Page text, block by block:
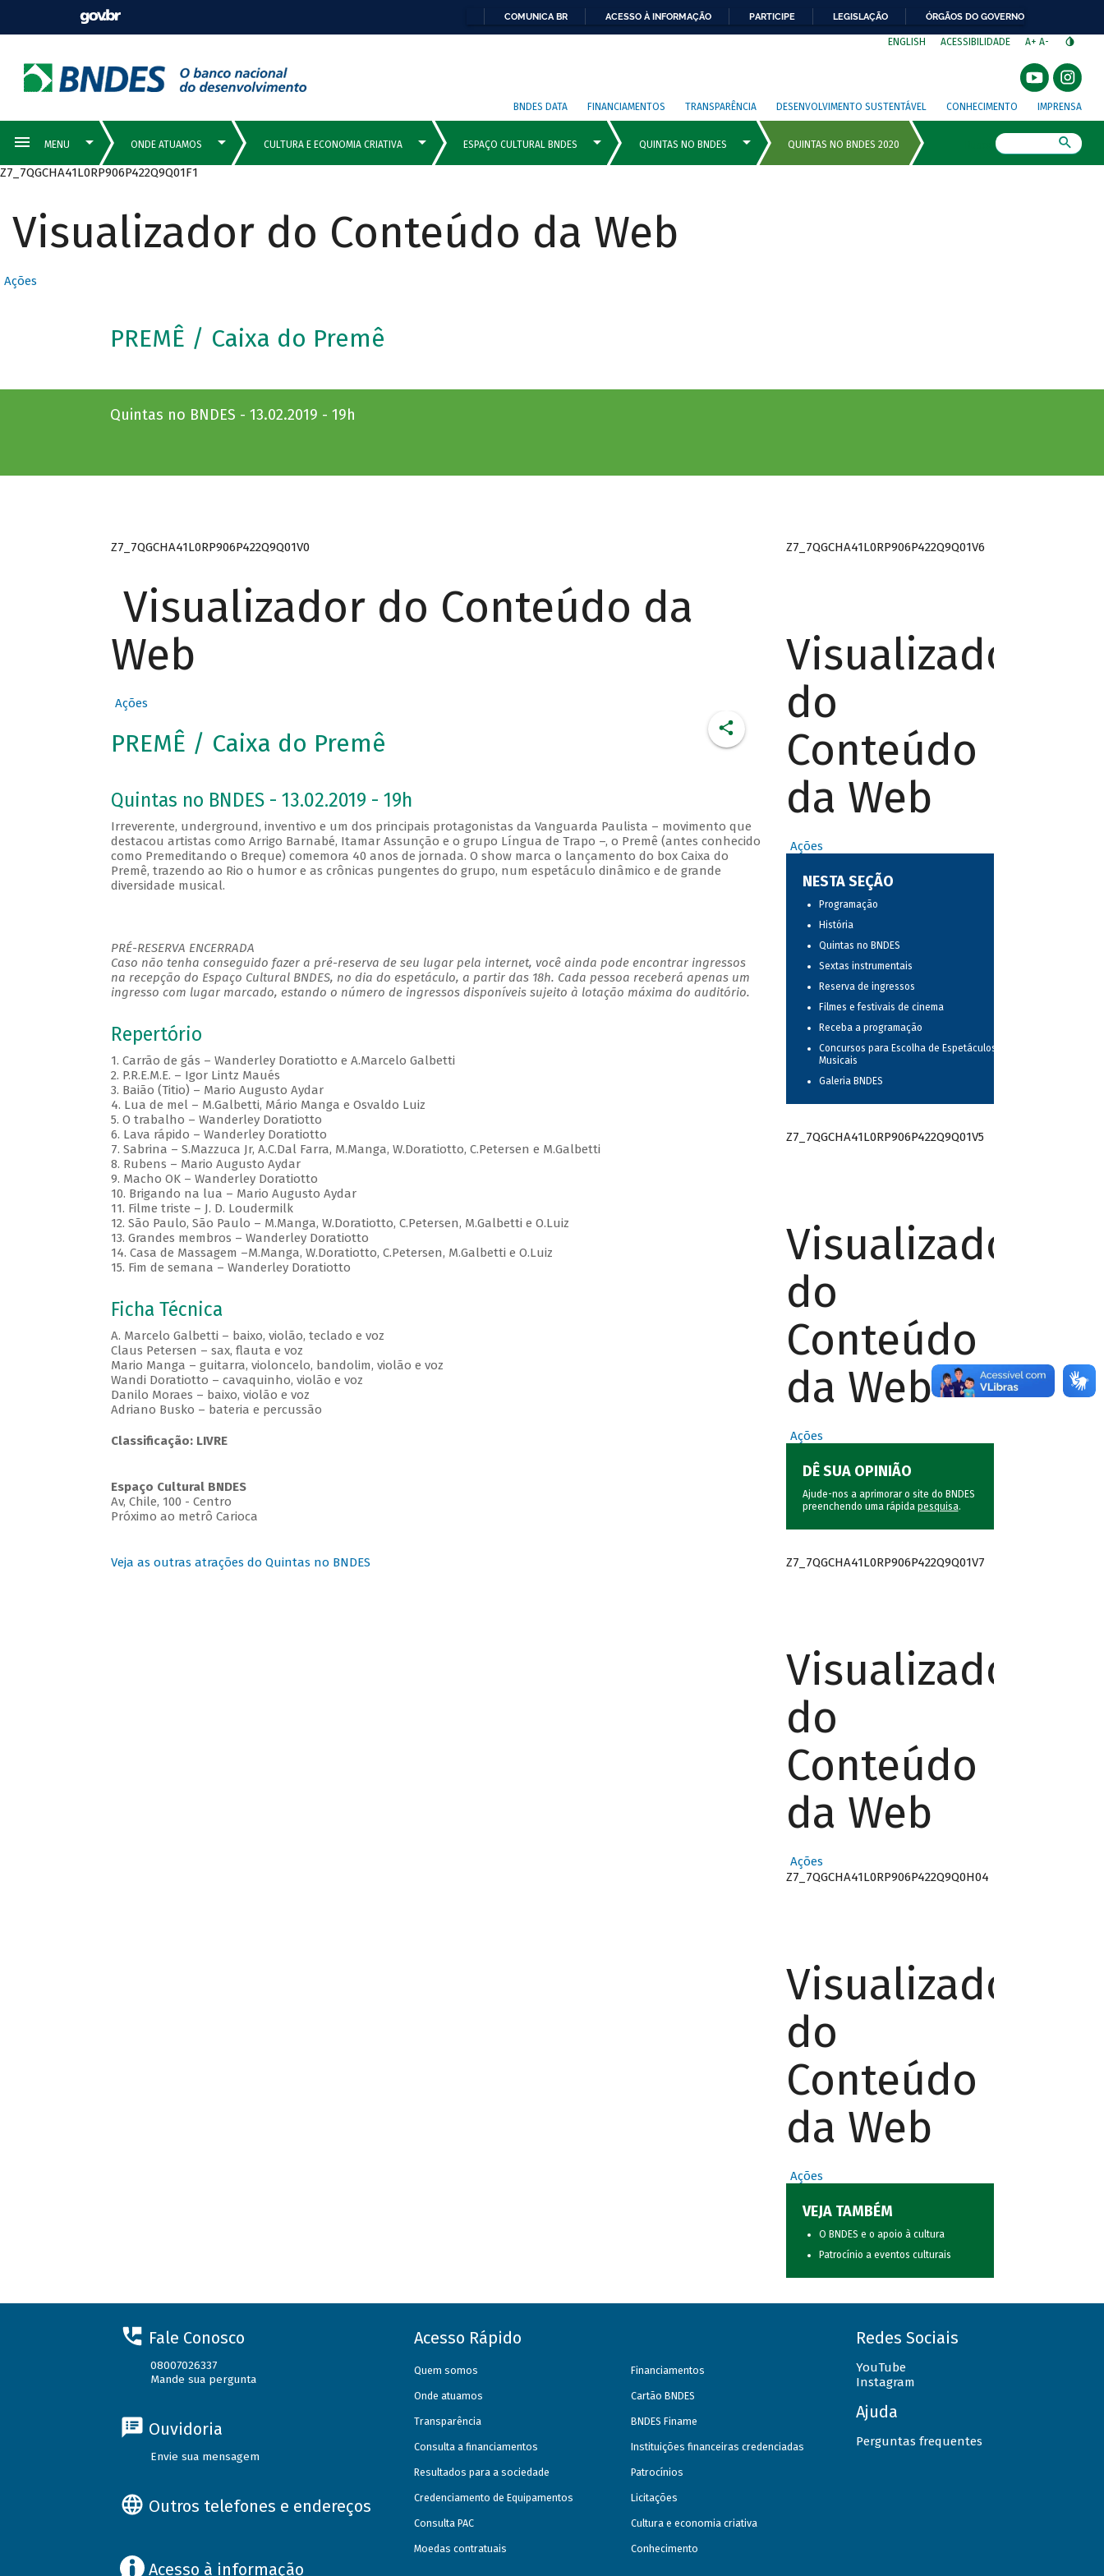
COMUNICA BR ACESSO À INFORMAÇÃO PARTICIPE LEGISLAÇÃO ÓRGÃOS DO GOVERNO
ENGLISH ACESSIBILIDADE A+ A-
BNDES DATA FINANCIAMENTOS TRANSPARÊNCIA DESENVOLVIMENTO SUSTENTÁVEL CONHECIMENTO IMPRENSA
Z7_7QGCHA41L0RP906P422Q9Q01F1
Visualizador do Conteúdo da Web
Ações
PREMÊ / Caixa do Premê
Quintas no BNDES - 13.02.2019 - 19h
Z7_7QGCHA41L0RP906P422Q9Q01V0
Visualizador do Conteúdo da
Web
Ações
PREMÊ / Caixa do Premê
Quintas no BNDES - 13.02.2019 - 19h
Irreverente, underground, inventivo e um dos principais protagonistas da Vanguarda Paulista – movimento que
destacou artistas como Arrigo Barnabé, Itamar Assunção e o grupo Língua de Trapo –, o Premê (antes conhecido
como Premeditando o Breque) comemora 40 anos de jornada. O show marca o lançamento do box Caixa do
Premê, trazendo ao Rio o humor e as crônicas pungentes do grupo, num espetáculo dinâmico e de grande
diversidade musical.
PRÉ-RESERVA ENCERRADA
Caso não tenha conseguido fazer a pré-reserva de seu lugar pela internet, você ainda pode encontrar ingressos
na recepção do Espaço Cultural BNDES, no dia do espetáculo, a partir das 18h. Cada pessoa receberá apenas um
ingresso com lugar marcado, estando o número de ingressos disponíveis sujeito à lotação máxima do auditório.
Repertório
1. Carrão de gás – Wanderley Doratiotto e A.Marcelo Galbetti
2. P.R.E.M.E. – Igor Lintz Maués
3. Baião (Titio) – Mario Augusto Aydar
4. Lua de mel – M.Galbetti, Mário Manga e Osvaldo Luiz
5. O trabalho – Wanderley Doratiotto
6. Lava rápido – Wanderley Doratiotto
7. Sabrina – S.Mazzuca Jr, A.C.Dal Farra, M.Manga, W.Doratiotto, C.Petersen e M.Galbetti
8. Rubens – Mario Augusto Aydar
9. Macho OK – Wanderley Doratiotto
10. Brigando na lua – Mario Augusto Aydar
11. Filme triste – J. D. Loudermilk
12. São Paulo, São Paulo – M.Manga, W.Doratiotto, C.Petersen, M.Galbetti e O.Luiz
13. Grandes membros – Wanderley Doratiotto
14. Casa de Massagem –M.Manga, W.Doratiotto, C.Petersen, M.Galbetti e O.Luiz
15. Fim de semana – Wanderley Doratiotto
Ficha Técnica
A. Marcelo Galbetti – baixo, violão, teclado e voz
Claus Petersen – sax, flauta e voz
Mario Manga – guitarra, violoncelo, bandolim, violão e voz
Wandi Doratiotto – cavaquinho, violão e voz
Danilo Moraes – baixo, violão e voz
Adriano Busko – bateria e percussão
Classificação: LIVRE
Espaço Cultural BNDES
Av, Chile, 100 - Centro
Próximo ao metrô Carioca
Veja as outras atrações do Quintas no BNDES
Z7_7QGCHA41L0RP906P422Q9Q01V6
Visualizador
do
Conteúdo
da Web
Ações
NESTA SEÇÃO
Programação
História
Quintas no BNDES
Sextas instrumentais
Reserva de ingressos
Filmes e festivais de cinema
Receba a programação
Concursos para Escolha de Espetáculos
Musicais
Galeria BNDES
Z7_7QGCHA41L0RP906P422Q9Q01V5
Visualizador
do
Conteúdo
da Web
Ações
DÊ SUA OPINIÃO
Ajude-nos a aprimorar o site do BNDES
preenchendo uma rápida pesquisa.
Z7_7QGCHA41L0RP906P422Q9Q01V7
Visualizador
do
Conteúdo
da Web
Ações
Z7_7QGCHA41L0RP906P422Q9Q0H04
Visualizador
do
Conteúdo
da Web
Ações
VEJA TAMBÉM
O BNDES e o apoio à cultura
Patrocínio a eventos culturais
Fale Conosco
08007026337
Mande sua pergunta
Ouvidoria
Envie sua mensagem
Outros telefones e endereços
Acesso à informação
Acesso Rápido
Quem somos
Onde atuamos
Transparência
Consulta a financiamentos
Resultados para a sociedade
Credenciamento de Equipamentos
Consulta PAC
Moedas contratuais
Financiamentos
Cartão BNDES
BNDES Finame
Instituições financeiras credenciadas
Patrocínios
Licitações
Cultura e economia criativa
Conhecimento
Redes Sociais
YouTube
Instagram
Ajuda
Perguntas frequentes